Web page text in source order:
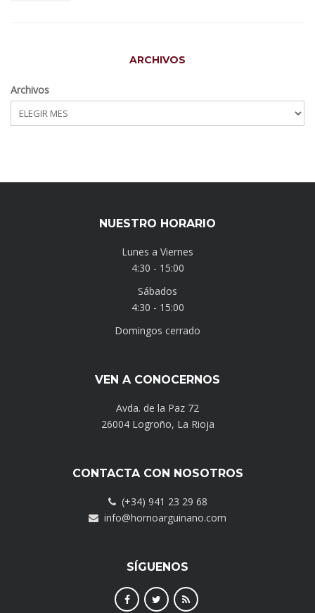
ARCHIVOS
Archivos
NUESTRO HORARIO
Lunes a Viernes
4:30 - 15:00
Sábados
4:30 - 15:00
Domingos cerrado
VEN A CONOCERNOS
Avda. de la Paz 72
26004 Logroño, La Rioja
CONTACTA CON NOSOTROS
(+34) 941 23 29 68
info@hornoarguinano.com
SÍGUENOS